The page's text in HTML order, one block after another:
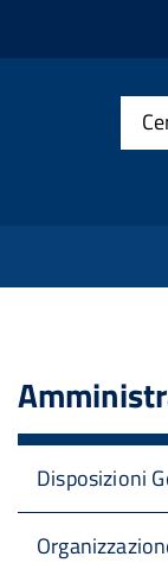
Disposizioni